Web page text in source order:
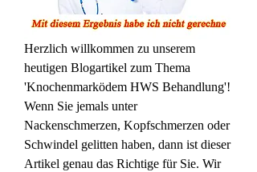
Herzlich willkommen zu unserem
heutigen Blogartikel zum Thema
'Knochenmarködem HWS Behandlung'!
Wenn Sie jemals unter
Nackenschmerzen, Kopfschmerzen oder
Schwindel gelitten haben, dann ist dieser
Artikel genau das Richtige für Sie. Wir